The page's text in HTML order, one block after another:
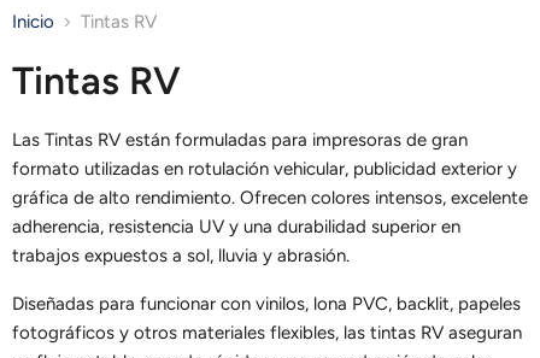
Inicio Tintas RV
Tintas RV
Las Tintas RV están formuladas para impresoras de gran
formato utilizadas en rotulación vehicular, publicidad exterior y
gráfica de alto rendimiento. Ofrecen colores intensos, excelente
adherencia, resistencia UV y una durabilidad superior en
trabajos expuestos a sol, lluvia y abrasión.
Diseñadas para funcionar con vinilos, lona PVC, backlit, papeles
fotográficos y otros materiales flexibles, las tintas RV aseguran